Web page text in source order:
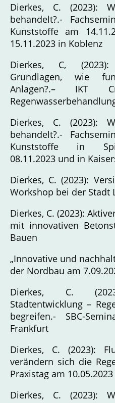
Dierkes, C. (2023):
behandelt?.-
Kunststoffe am
15.11.2023 in Koblenz
Dierkes, C, (2023):
Grundlagen, wie
Anlagen?.– IKT
Dierkes, C. (2023):
behandelt?.-
Kunststoffe in
08.11.2023 und in
Dierkes, C. (2023):
Workshop bei der Stadt
Dierkes, C. (2023):
mit innovativen
Bauen
„Innovative und
der Nordbau am
Dierkes, C.
Stadtentwicklung –
begreifen.- SBC-
Frankfurt
Dierkes, C. (2023):
verändern sich die
Praxistag am
Dierkes, C. (2023):